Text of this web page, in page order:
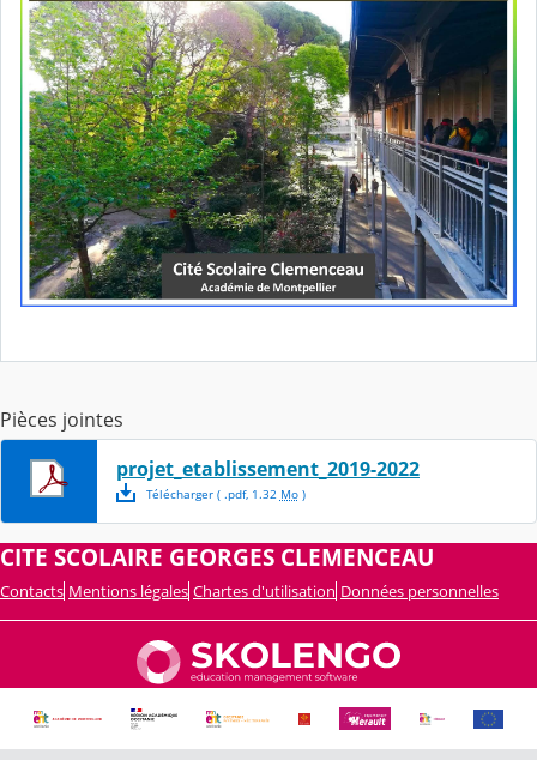
Pièces jointes
projet_etablissement_2019-2022
Télécharger( .pdf, 1.32 Mo)
CITE SCOLAIRE GEORGES CLEMENCEAU
Contacts Mentions légales Chartes d'utilisation Données personnelles